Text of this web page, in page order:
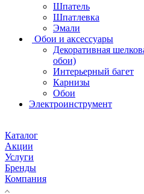
Шпатель
Шпатлевка
Эмали
Обои и аксессуары
Декоративная
обои)
Интерьерный багет
Карнизы
Обои
Электроинструмент
Каталог
Акции
Услуги
Бренды
Компания